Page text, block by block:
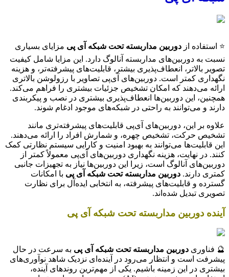
⭐ استفاده از دوربین مداربسته تحت شبکه آی پی مزایای بسیاری
نسبت به دوربین‌های مداربسته آنالوگ دارد. این مزایا شامل کیفیت
تصویر بالاتر، انعطاف‌پذیری بیشتر، قابلیت‌های پیشرفته‌تر، و هزینه
نگهداری کمتر است. دوربین‌های آی‌پی تصاویر با رزولوشن بالاتری
ارائه می‌دهند که امکان تشخیص جزئیات بیشتری را فراهم می‌کند.
همچنین، این دوربین‌ها انعطاف‌پذیری بیشتری در نصب و پیکربندی
دارند و می‌توانند به راحتی در شبکه‌های موجود ادغام شوند.
علاوه بر این، دوربین‌های آی‌پی قابلیت‌های پیشرفته‌تری مانند
تشخیص حرکت، تشخیص چهره، و شمارش افراد را ارائه می‌دهند.
این قابلیت‌ها می‌توانند به بهبود امنیت و کارایی سیستم نظارتی کمک
کنند. در نهایت، هزینه نگهداری دوربین‌های آی‌پی معمولاً کمتر از
دوربین‌های آنالوگ است، زیرا این دوربین‌ها نیاز به تجهیزات جانبی
کمتری دارند. دوربین مداربسته تحت شبکه آی پی با امکانات
گسترده و قابلیت‌های پیشرفته، به انتخابی ایده‌آل برای نظارت
تصویری تبدیل شده‌اند.
آینده دوربین مداربسته تحت شبکه آی پی
🔮 فناوری دوربین مداربسته تحت شبکه آی پی به سرعت در حال
پیشرفت است و انتظار می‌رود در آینده‌ای نزدیک شاهد نوآوری‌های
بیشتری در این زمینه باشیم. یکی از مهم‌ترین روندهای آینده،